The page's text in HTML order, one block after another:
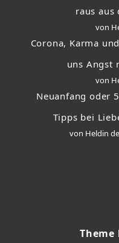
raus aus
von
Corona, Karma
uns Angst
von
Neuanfang oder
Tipps bei
von Heldin
Theme